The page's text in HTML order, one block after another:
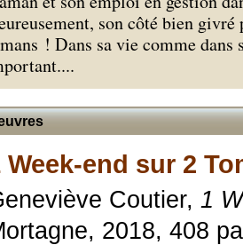
son côté bien givré
! Dans sa vie comme dans
...
Week-end sur 2
Coutier, 1
2018, 408